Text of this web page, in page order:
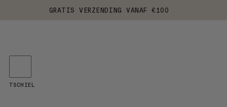
GRATIS VERZENDING VANAF €100
TSCHIEL